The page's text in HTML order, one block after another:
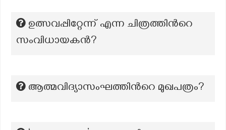
ഉത്സവപ്പിറ്റേന്ന് എന്ന ചിത്രത്തിന്‍റെ
സംവിധായകന്‍?
ആത്മവിദ്യാസംഘത്തിന്‍റെ മുഖപത്രം?